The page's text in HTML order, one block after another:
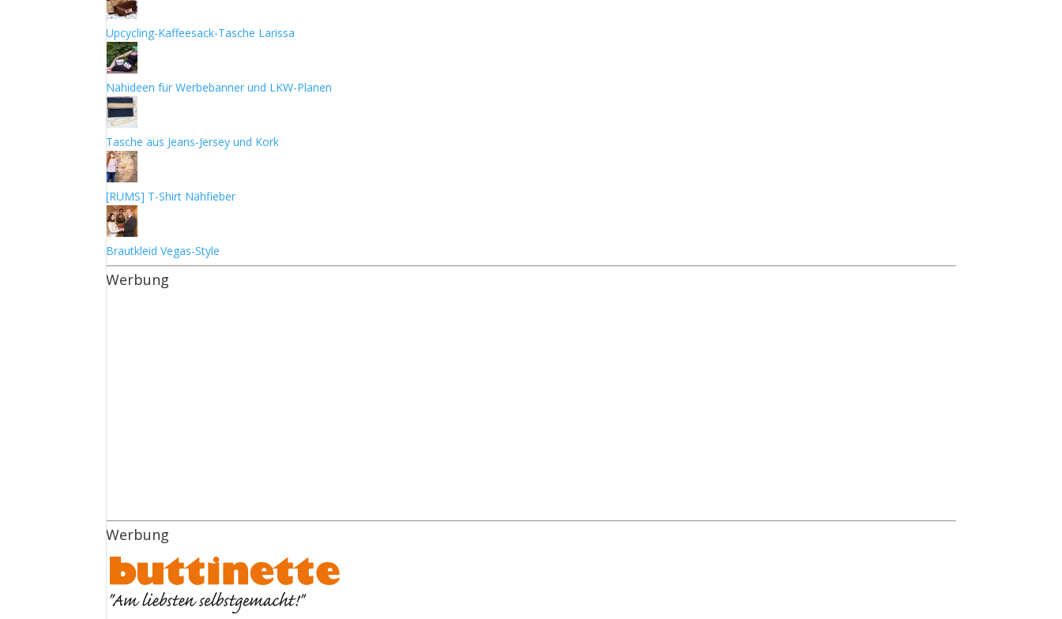
Upcycling-Kaffeesack-Tasche Larissa
Nähideen für Werbebanner und LKW-Planen
Tasche aus Jeans-Jersey und Kork
[RUMS] T-Shirt Nähfieber
Brautkleid Vegas-Style
Werbung
Werbung